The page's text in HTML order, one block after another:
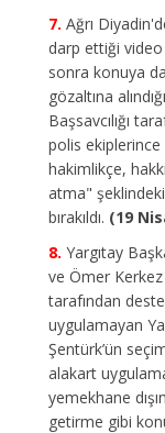
Ağrı
darp ettiği video
sonra konuya
gözaltına
Başsavcılığı
polis ekiplerince
hakimlikçe,
atma"
bırakıldı. (19
Yargıtay
ve Ömer
tarafından
uygulamayan
Şentürk’ün
alakart
yemekhane
getirme gibi